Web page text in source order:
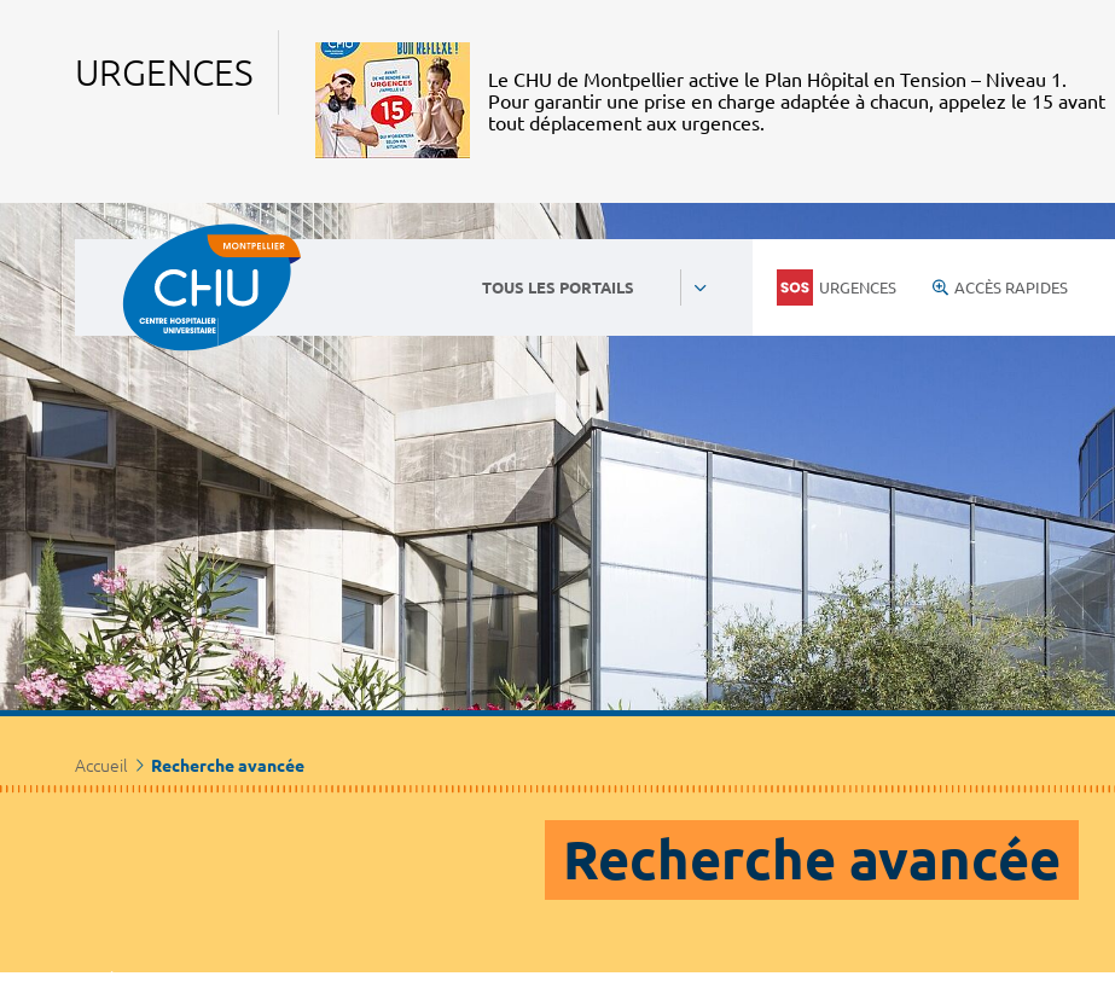
URGENCES
Le CHU de Montpellier active le Plan Hôpital en Tension – Niveau 1.
Pour garantir une prise en charge adaptée à chacun, appelez le 15 avant
tout déplacement aux urgences.
TOUS LES PORTAILS URGENCES ACCÈS RAPIDES
Accueil Recherche avancée
Recherche avancée